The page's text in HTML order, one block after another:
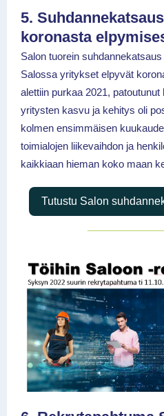
5.
koronasta
Salon tuorein
Salossa yritykset elpyvät
alettiin purkaa 2021,
yritysten kasvu ja kehitys oli
kolmen ensimmäisen
toimialojen liikevaihdon ja
kaikkiaan hieman koko maan
Tutustu Salon